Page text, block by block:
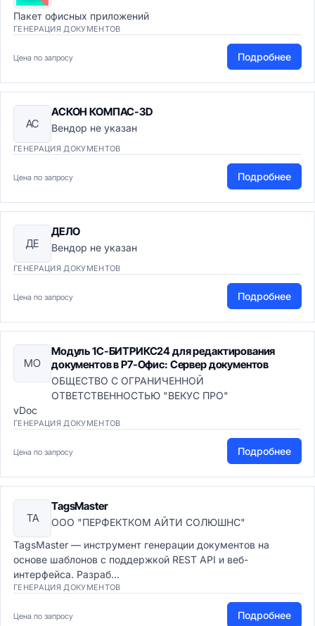
Пакет офисных приложений
ГЕНЕРАЦИЯ ДОКУМЕНТОВ
Цена по запросу Подробнее
АС
АСКОН КОМПАС-3D
Вендор не указан
ГЕНЕРАЦИЯ ДОКУМЕНТОВ
Цена по запросу Подробнее
ДЕ
ДЕЛО
Вендор не указан
ГЕНЕРАЦИЯ ДОКУМЕНТОВ
Цена по запросу Подробнее
МО
Модуль 1С-БИТРИКС24 для редактирования
документов в Р7-Офис: Сервер документов
ОБЩЕСТВО С ОГРАНИЧЕННОЙ
ОТВЕТСТВЕННОСТЬЮ "ВЕКУС ПРО"
vDoc
ГЕНЕРАЦИЯ ДОКУМЕНТОВ
Цена по запросу Подробнее
TA
TagsMaster
ООО "ПЕРФЕКТКОМ АЙТИ СОЛЮШНС"
TagsMaster — инструмент генерации документов на
основе шаблонов с поддержкой REST API и веб-
интерфейса. Разраб...
ГЕНЕРАЦИЯ ДОКУМЕНТОВ
Цена по запросу Подробнее